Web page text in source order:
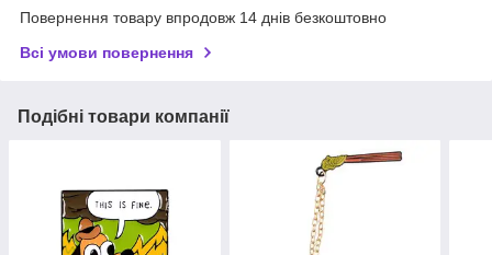
Повернення товару впродовж 14 днів безкоштовно
Всі умови повернення
Подібні товари компанії